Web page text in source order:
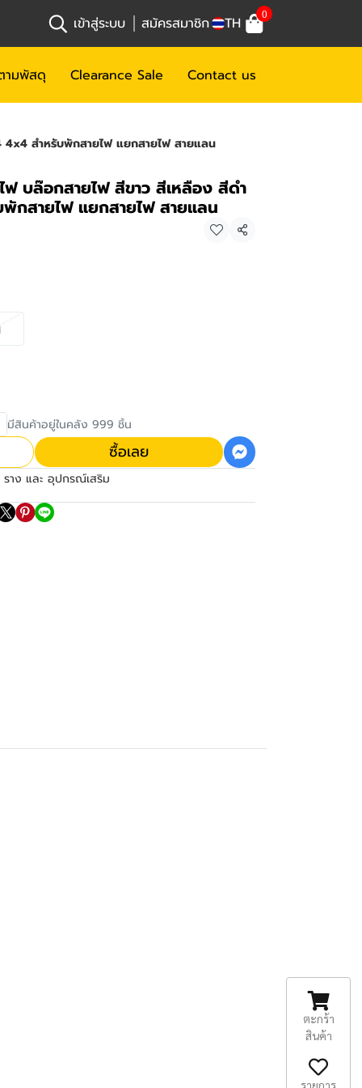
เข้าสู่ระบบ สมัครสมาชิก TH 0
ามพัสดุ Clearance Sale Contact us
สำหรับพักสายไฟ แยกสายไฟ สายแลน
บล๊อกสายไฟ สีขาว สีเหลือง สีดำ
กสายไฟ แยกสายไฟ สายแลน
แชร์
มีสินค้าอยู่ในคลัง 999 ชิ้น
ซื้อเลย
าง และ อุปกรณ์เสริม
ตะกร้า
สินค้า
รายการ